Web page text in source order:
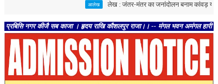
लेख : जंतर-मंतर का जनांदोलन बनाम कांवड़ यात्रा
कीजै सब काजा । हृदय राखि कौशलपुर राजा।। -- मंगल भवन अमंगल हारी। द्रवहु